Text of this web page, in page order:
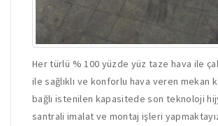
Her türlü % 100 yüzde yüz taze hava ile
ile sağlıklı ve konforlu hava veren mekan
bağlı istenilen kapasitede son teknoloji
santrali imalat ve montaj işleri